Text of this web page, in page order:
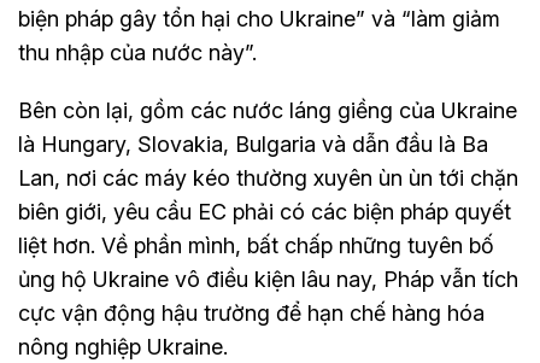
biện pháp gây tổn hại cho Ukraine” và “làm giảm
thu nhập của nước này”.
Bên còn lại, gồm các nước láng giềng của Ukraine
là Hungary, Slovakia, Bulgaria và dẫn đầu là Ba
Lan, nơi các máy kéo thường xuyên ùn ùn tới chặn
biên giới, yêu cầu EC phải có các biện pháp quyết
liệt hơn. Về phần mình, bất chấp những tuyên bố
ủng hộ Ukraine vô điều kiện lâu nay, Pháp vẫn tích
cực vận động hậu trường để hạn chế hàng hóa
nông nghiệp Ukraine.